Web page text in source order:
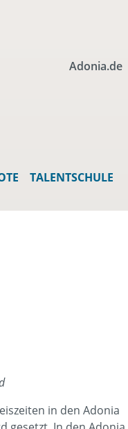
Adonia.de
TALENTSCHULE
in den Adonia